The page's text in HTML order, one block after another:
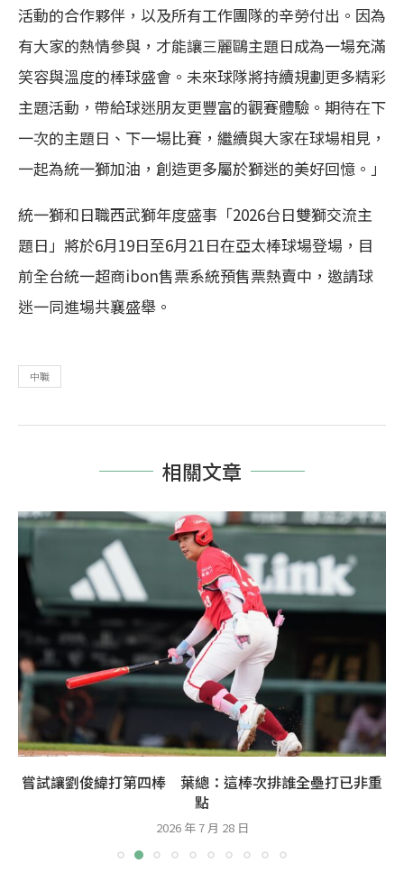
活動的合作夥伴，以及所有工作團隊的辛勞付出。因為
有大家的熱情參與，才能讓三麗鷗主題日成為一場充滿
笑容與溫度的棒球盛會。未來球隊將持續規劃更多精彩
主題活動，帶給球迷朋友更豐富的觀賽體驗。期待在下
一次的主題日、下一場比賽，繼續與大家在球場相見，
一起為統一獅加油，創造更多屬於獅迷的美好回憶。」
統一獅和日職西武獅年度盛事「2026台日雙獅交流主
題日」將於6月19日至6月21日在亞太棒球場登場，目
前全台統一超商ibon售票系統預售票熱賣中，邀請球
迷一同進場共襄盛舉。
中職
相關文章
嘗試讓劉俊緯打第四棒 葉總：這棒次排誰全壘打已非重
點
2026 年 7 月 28 日